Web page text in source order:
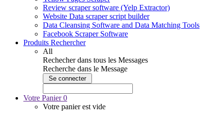
Review scraper software (Yelp Extractor)
Website Data scraper script builder
Data Cleansing Software and Data Matching Tools
Facebook Scraper Software
Produits Rechercher
All
Rechecher dans tous les Messages
Recherche dans le Message
Votre Panier0
Votre panier est vide